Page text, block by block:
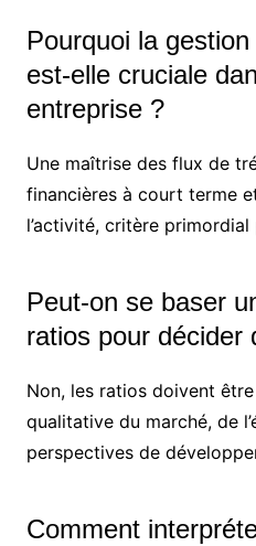
Pourquoi la
est-elle cruciale
entreprise ?
Une maîtrise des flux de
financières à court terme
l’activité, critère
Peut-on se baser
ratios pour décider
Non, les ratios doivent
qualitative du marché, de
perspectives de
Comment